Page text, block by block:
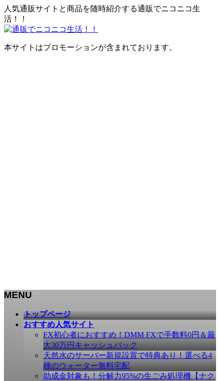
人気通販サイトと商品を随時紹介する通販でニコニコ生
活！！
本サイトはプロモーションが含まれております。
MENU
トップページ
おすすめ人気サイト
FX初心者におすすめ！DMM FXで手数料0円＆最
大30万円キャッシュバック
天然水のサーバー新規設置で特典あり！選べる4
種のウォーター無料宅配
助成金対象も！分解力95%の生ごみ処理機【ナク